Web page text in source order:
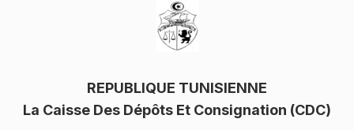
REPUBLIQUE TUNISIENNE
La Caisse Des Dépôts Et Consignation (CDC)